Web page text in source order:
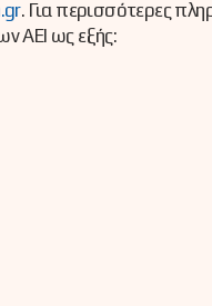
. Για περισσότερες
ΑΕΙ ως εξής: